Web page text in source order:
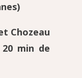
Chozeau
min de